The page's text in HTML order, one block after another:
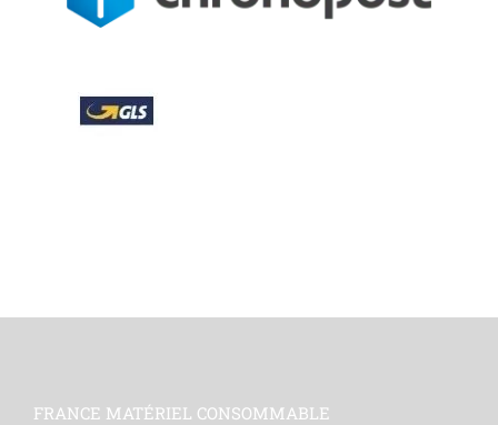
FRANCE MATÉRIEL CONSOMMABLE